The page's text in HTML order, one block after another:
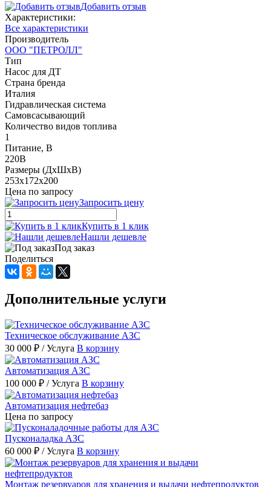
Добавить отзыв
Характеристики:
Все характеристики
Производитель
ООО "ПЕТРОЛЛ"
Тип
Насос для ДТ
Страна бренда
Италия
Гидравлическая система
Cамовсасывающий
Количество видов топлива
1
Питание, В
220В
Размеры (ДxШxВ)
253х172х200
Цена по запросу
Запросить цену
Купить в 1 клик
Нашли дешевле
Под заказ
Поделиться
Дополнительные услуги
Техническое обслуживание АЗС
30 000 ₽ / Услуга В корзину
Автоматизация АЗС
100 000 ₽ / Услуга В корзину
Автоматизация нефтебаз
Цена по запросу
Пусконаладка АЗС
60 000 ₽ / Услуга В корзину
Монтаж резервуаров для хранения и выдачи нефтепродуктов